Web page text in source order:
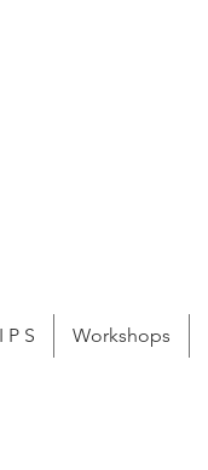
P S Workshops